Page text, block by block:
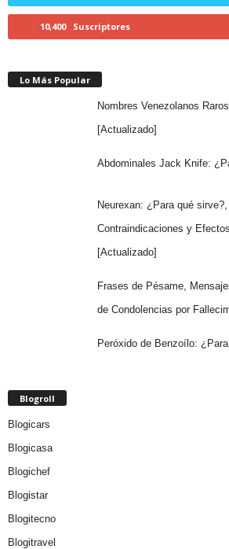
10,400 Suscriptores
Lo Más Popular
Nombres Venezolanos
[Actualizado]
Abdominales Jack Knife:
Neurexan: ¿Para qué
Contraindicaciones y
[Actualizado]
Frases de Pésame,
de Condolencias por
Peróxido de Benzoílo:
Blogroll
Blogicars
Blogicasa
Blogichef
Blogistar
Blogitecno
Blogitravel